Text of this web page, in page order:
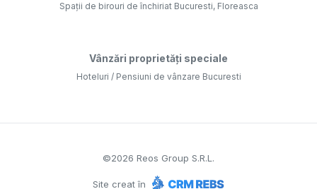
Spații de birouri de închiriat Bucuresti, Floreasca
Vânzări proprietăți speciale
Hoteluri / Pensiuni de vânzare Bucuresti
©2026 Reos Group S.R.L.
Site creat în